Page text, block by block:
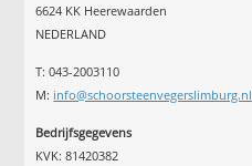
6624 KK Heerewaarden
NEDERLAND
T: 043-2003110
M: info@schoorsteenvegerslimburg.nl
Bedrijfsgegevens
KVK: 81420382